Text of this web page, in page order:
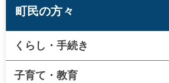
町民の方々
くらし・手続き
子育て・教育